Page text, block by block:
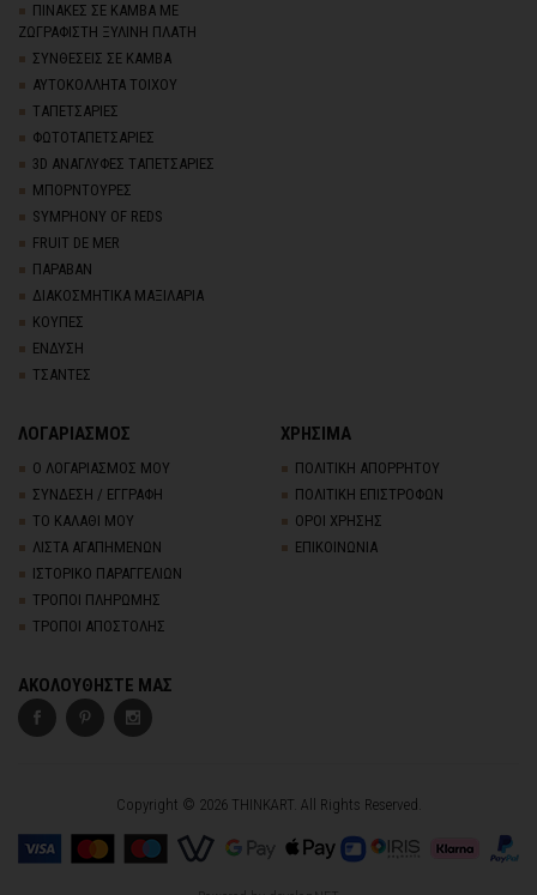
ΠΙΝΑΚΕΣ ΣΕ ΚΑΜΒΑ ΜΕ
ΖΩΓΡΑΦΙΣΤΗ ΞΥΛΙΝΗ ΠΛΑΤΗ
ΣΥΝΘΕΣΕΙΣ ΣΕ ΚΑΜΒΑ
ΑΥΤΟΚΟΛΛΗΤΑ ΤΟΙΧΟΥ
TΑΠΕΤΣΑΡΙΕΣ
ΦΩΤΟΤΑΠΕΤΣΑΡΙΕΣ
3D AΝΑΓΛΥΦΕΣ TΑΠΕΤΣΑΡΙΕΣ
ΜΠΟΡΝΤΟΥΡΕΣ
SYMPHONY OF REDS
FRUIT DE MER
ΠΑΡΑΒΑΝ
ΔΙΑΚΟΣΜΗΤΙΚΑ ΜΑΞΙΛΑΡΙΑ
ΚΟΥΠΕΣ
ΕΝΔΥΣΗ
ΤΣΑΝΤΕΣ
ΛΟΓΑΡΙΑΣΜΟΣ
Ο ΛΟΓΑΡΙΑΣΜΟΣ ΜΟΥ
ΣΥΝΔΕΣΗ / ΕΓΓΡΑΦΗ
ΤΟ ΚΑΛΑΘΙ ΜΟΥ
ΛΙΣΤΑ ΑΓΑΠΗΜΕΝΩΝ
ΙΣΤΟΡΙΚΟ ΠΑΡΑΓΓΕΛΙΩΝ
ΤΡΟΠΟΙ ΠΛΗΡΩΜΗΣ
ΤΡΟΠΟΙ ΑΠΟΣΤΟΛΗΣ
ΧΡΗΣΙΜΑ
ΠΟΛΙΤΙΚΗ ΑΠΟΡΡΗΤΟΥ
ΠΟΛΙΤΙΚΗ ΕΠΙΣΤΡΟΦΩΝ
ΟΡΟΙ ΧΡΗΣΗΣ
ΕΠΙΚΟΙΝΩΝΙΑ
ΑΚΟΛΟΥΘΗΣΤΕ ΜΑΣ
Copyright © 2026 THINKART. All Rights Reserved.